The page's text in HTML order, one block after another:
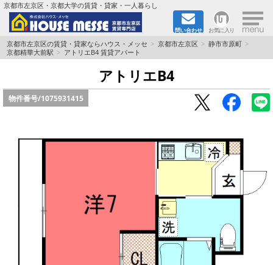
京都市左京区・京都大学の賃貸・貸家・一人暮らし
問い合わせ お気に入り ×
TOPページ
地域から検索
家族で住むならマンション？賃家？
一人暮らしの物件特集
京都市左京区の賃貸・貸家ならハウス・メッセ 京都市左京区
静市市原町
京都精華大前駅
アトリエB4 賃貸アパート
アトリエB4
物件番号/1075931415